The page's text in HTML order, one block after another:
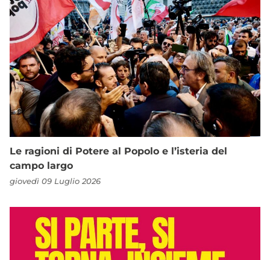
Le ragioni di Potere al Popolo e l’isteria del
campo largo
giovedì 09 Luglio 2026